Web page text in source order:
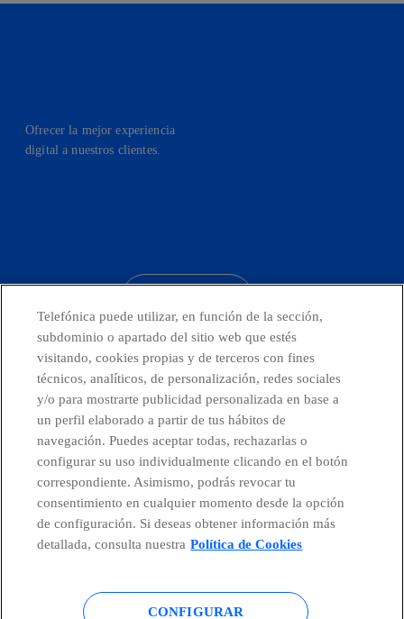
Ofrecer la mejor experiencia
digital a nuestros clientes.
Telefónica en redes sociales
Canal de Denuncias
Centro Global Transparencia
Política de cookies Aviso legal
Telefónica puede utilizar, en función de la sección,
subdominio o apartado del sitio web que estés
visitando, cookies propias y de terceros con fines
técnicos, analíticos, de personalización, redes sociales
y/o para mostrarte publicidad personalizada en base a
un perfil elaborado a partir de tus hábitos de
navegación. Puedes aceptar todas, rechazarlas o
configurar su uso individualmente clicando en el botón
correspondiente. Asimismo, podrás revocar tu
consentimiento en cualquier momento desde la opción
de configuración. Si deseas obtener información más
detallada, consulta nuestra Política de Cookies
CONFIGURAR